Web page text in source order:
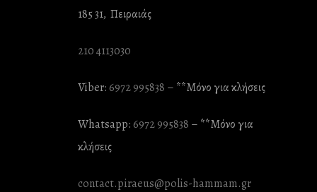
185 31, Πειραιάς
210 4113030
Viber:6972 995838 – **Mόνο για κλήσεις
Whatsapp:6972 995838 – **Mόνο για
κλήσεις
contact.piraeus@polis-hammam.gr